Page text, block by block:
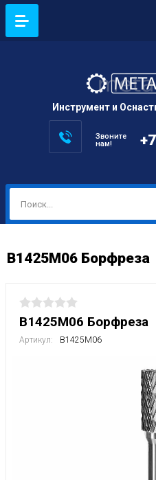
Инструмент и
Звоните
нам!
B1425M06 Борфреза
B1425M06 Борфреза
Артикул: B1425M06